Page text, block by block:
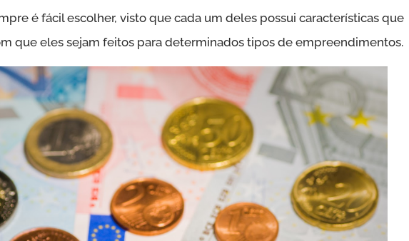
é fácil escolher, visto que cada um deles possui características que
que eles sejam feitos para determinados tipos de empreendimentos.